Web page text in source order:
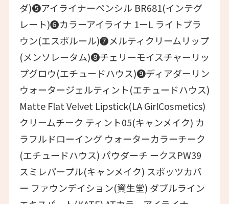
ダ)❺アイライナーペンシル BR681(インテグ
レート)❻カラーアイライナ 1ーL ライトブラ
ウン(エスポルール)❼メルティクリームリップ
(メンソレータム)❽チェリーモイスチャーリッ
プグロウ(エチュードハウス)❾ディアダーリン
ウォータージェルティント(エチュードハウス)
Matte Flat Velvet Lipstick(LA GirlCosmetics)
クリームチーク ティント05(キャンメイク) カ
ラフルドローイング ウォーターカラーチーク
(エチュードハウス) パウダーチ ークスPW39
スミレパープル(キャンメイク) スポッツカバ
ー ファウンデイション(資生堂) ダブルライン